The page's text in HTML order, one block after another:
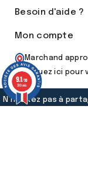
Besoin d'aide ?
Mon compte
Marchand
cliquez ici pour
N’hésitez pas à
9.1/10
399 avis